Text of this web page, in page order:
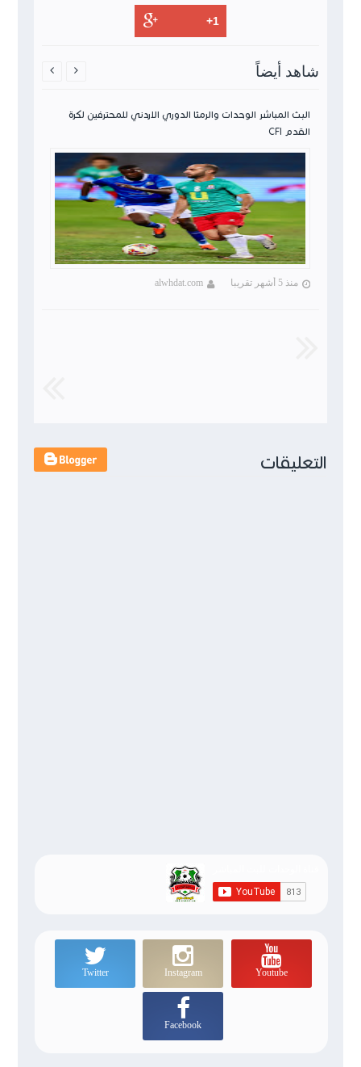
شاهد أيضاً
البث المباشر الوحدات والرمثا الدوري الاردني للمحترفين لكرة
القدم CFI
منذ 5 أشهر تقريبا alwhdat.com
 
التعليقات
Youtube
Instagram
Twitter
Facebook